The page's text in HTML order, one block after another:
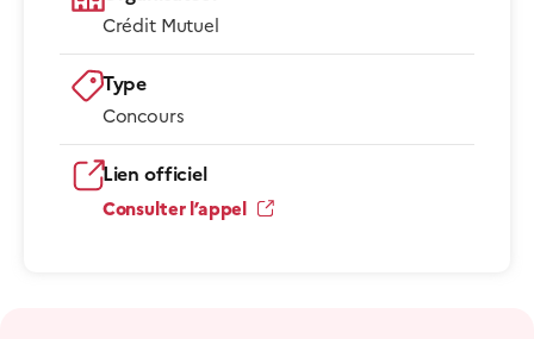
Crédit Mutuel
Type
Concours
Lien officiel
Consulter l’appel